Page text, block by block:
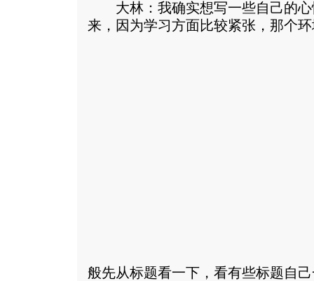
大林：我确实想写一些自己的心
来，因为学习方面比较紧张，那个
般先从标题看一下，看有些标题自